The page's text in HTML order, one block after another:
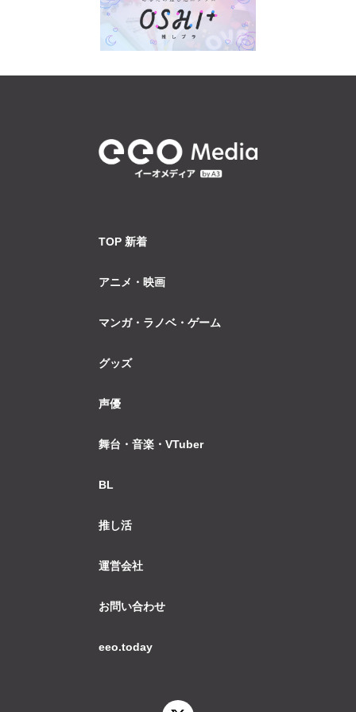
TOP 新着
アニメ・映画
マンガ・ラノベ・ゲーム
グッズ
声優
舞台・音楽・VTuber
BL
推し活
運営会社
お問い合わせ
eeo.today